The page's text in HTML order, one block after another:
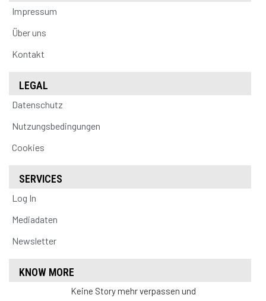
Impressum
Über uns
Kontakt
LEGAL
Datenschutz
Nutzungsbedingungen
Cookies
SERVICES
Log In
Mediadaten
Newsletter
KNOW MORE
Keine Story mehr verpassen und